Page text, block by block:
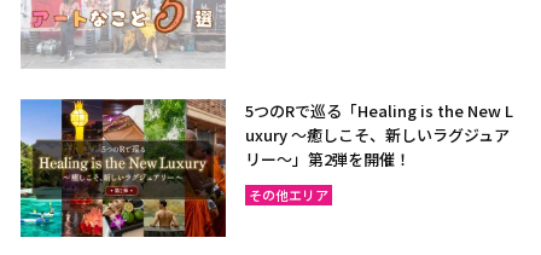
5つのRで巡る「Healing is the New L
uxury ～癒しこそ、新しいラグジュア
リー〜」第2弾を開催！
その他エリア